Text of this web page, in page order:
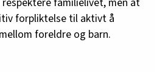
forpliktelse til aktivt å
foreldre og barn.